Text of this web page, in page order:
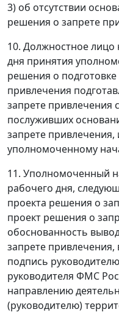
3) об отсутствии
решения о запрете
10. Должностное лицо
дня принятия
решения о
привлечения
запрете привлечения
послуживших
запрете
уполномоченному
11. Уполномоченный
рабочего дня,
проекта решения о
проект решения о
обоснованность
запрете привлечения,
подпись
руководителя ФМС
направлению
(руководителю)